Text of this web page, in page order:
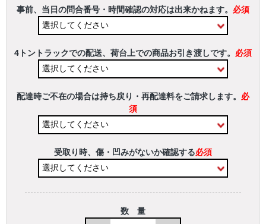
事前、当日の問合番号・時間確認の対応は出来かねます。 必須
4トントラックでの配送、荷台上での商品お引き渡しです。 必須
配達時ご不在の場合は持ち戻り・再配達料をご請求します。 必
須
受取り時、傷・凹みがないか確認する必須
数 量